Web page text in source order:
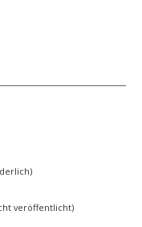
veröffentlicht)